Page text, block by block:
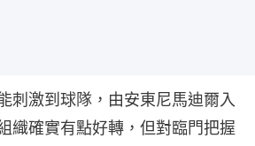
刺激到球隊，由安東尼馬迪爾入
織確實有點好轉，但對臨門把握